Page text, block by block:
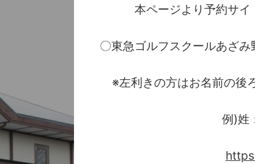
本ページより予約サ
〇東急ゴルフスクールあざ
※左利きの方はお名前の後
例)姓